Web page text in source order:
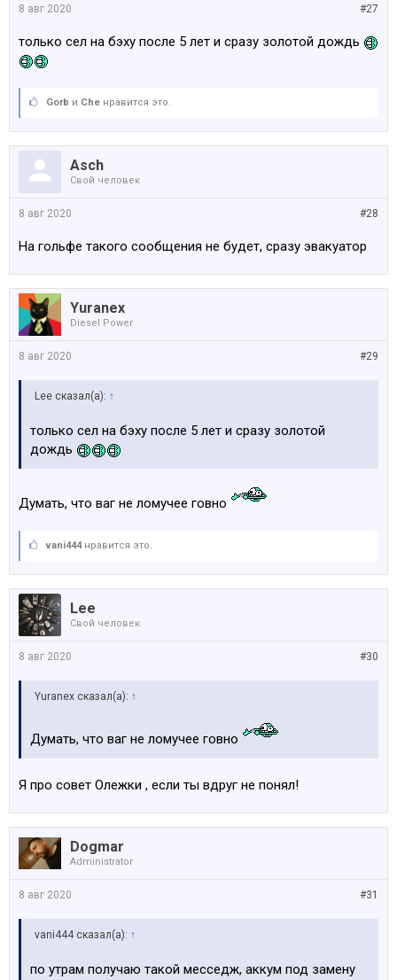
#27
8 авг 2020
только сел на бэху после 5 лет и сразу золотой дождь
Gorb и Che нравится это.
Asch
Свой человек
#28
8 авг 2020
На гольфе такого сообщения не будет, сразу эвакуатор
Yuranex
Diesel Power
#29
8 авг 2020
Lee сказал(а): ↑
только сел на бэху после 5 лет и сразу золотой
дождь
Думать, что ваг не ломучее говно
vani444нравится это.
Lee
Свой человек
#30
8 авг 2020
Yuranex сказал(а): ↑
Думать, что ваг не ломучее говно
Я про совет Олежки , если ты вдруг не понял!
Dogmar
Administrator
#31
8 авг 2020
vani444 сказал(а): ↑
по утрам получаю такой месседж, аккум под замену